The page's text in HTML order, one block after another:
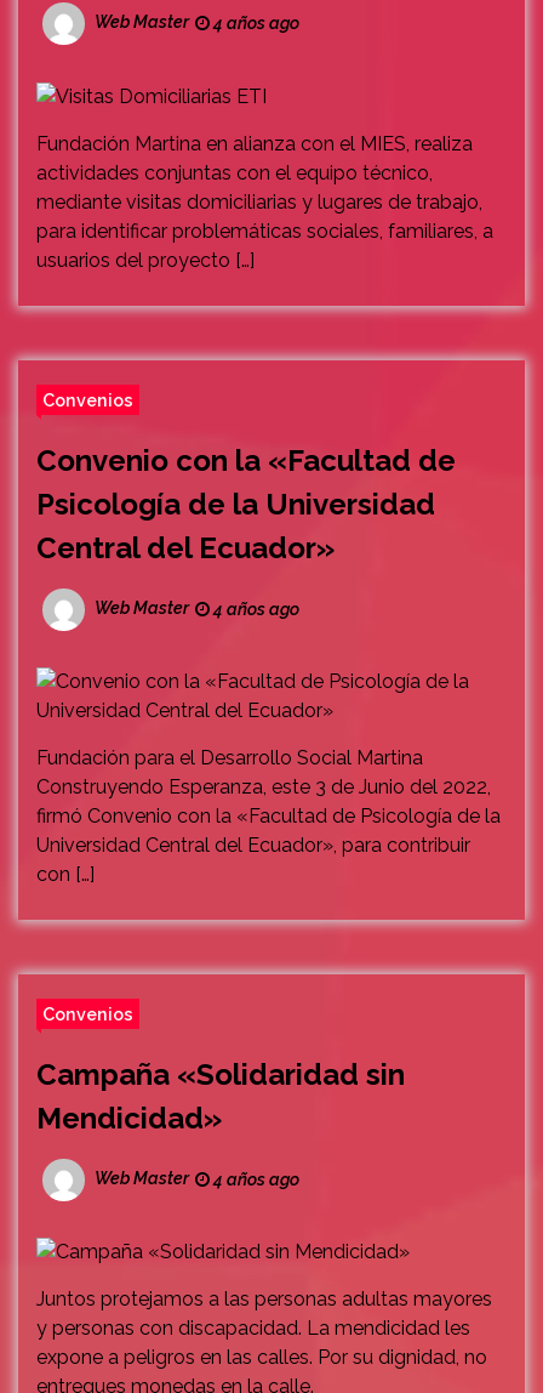
Web Master 4 años ago
Fundación Martina en alianza con el MIES, realiza
actividades conjuntas con el equipo técnico,
mediante visitas domiciliarias y lugares de trabajo,
para identificar problemáticas sociales, familiares, a
usuarios del proyecto […]
Convenios
Convenio con la «Facultad de
Psicología de la Universidad
Central del Ecuador»
Web Master 4 años ago
Fundación para el Desarrollo Social Martina
Construyendo Esperanza, este 3 de Junio del 2022,
firmó Convenio con la «Facultad de Psicología de la
Universidad Central del Ecuador», para contribuir
con […]
Convenios
Campaña «Solidaridad sin
Mendicidad»
Web Master 4 años ago
Juntos protejamos a las personas adultas mayores
y personas con discapacidad. La mendicidad les
expone a peligros en las calles. Por su dignidad, no
entregues monedas en la calle.